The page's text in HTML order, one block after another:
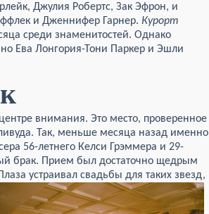
Джулия Робертс, Зак Эфрон, и
и Дженнифер Гарнер. Курорт
среди знаменитостей. Однако
Ева Лонгория-Тони Паркер и Эшли
внимания. Это место, проверенное
Так, меньше месяца назад именно
56-летнего Келси Грэммера и 29-
брак. Прием был достаточно щедрым
устраивал свадьбы для таких звезд,